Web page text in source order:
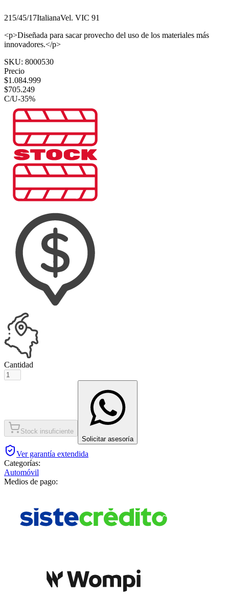
215/45/17ItalianaVel. VIC 91
<p>Diseñada para sacar provecho del uso de los materiales más
innovadores.</p>
SKU: 8000530
Precio
$1.084.999
$705.249
C/U-35%
Cantidad
Stock insuficiente
Solicitar asesoría
Ver garantía extendida
Categorías:
Automóvil
Medios de pago: